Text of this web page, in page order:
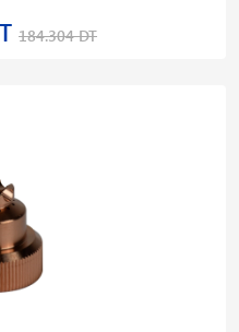
184.304 DT